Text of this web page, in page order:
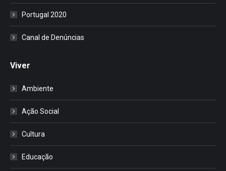
Portugal 2020
Canal de Denúncias
Viver
Ambiente
Ação Social
Cultura
Educação